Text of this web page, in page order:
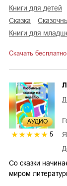
книги для детей
сказка
книги для
Скачать
AУДИО
5
Со сказки
миром